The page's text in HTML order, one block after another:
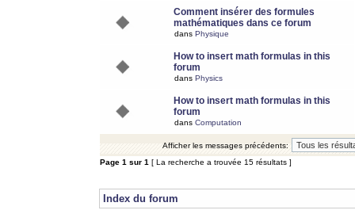
Comment insérer des formules
mathématiques dans ce forum
dans Physique
How to insert math formulas in this
forum
dans Physics
How to insert math formulas in this
forum
dans Computation
Afficher les messages précédents:
Page 1 sur 1 [ La recherche a trouvée 15 résultats ]
Index du forum